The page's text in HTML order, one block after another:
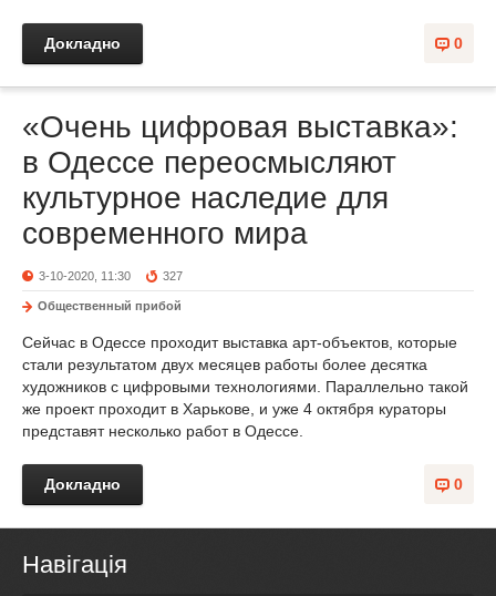
0
Докладно
«Очень цифровая выставка»:
в Одессе переосмысляют
культурное наследие для
современного мира
3-10-2020, 11:30 327
Общественный прибой
Сейчас в Одессе проходит выставка арт-объектов, которые
стали результатом двух месяцев работы более десятка
художников с цифровыми технологиями. Параллельно такой
же проект проходит в Харькове, и уже 4 октября кураторы
представят несколько работ в Одессе.
0
Докладно
Навігація